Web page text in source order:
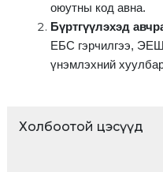
оюутны код авна.
Бүртгүүлэхэд
ЕБС гэрчилгээ,
үнэмлэхний
Холбоотой цэсүүд